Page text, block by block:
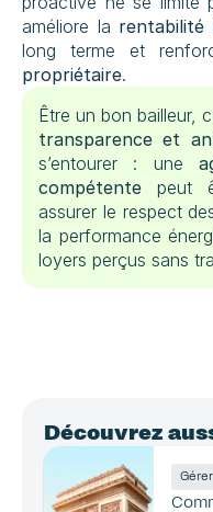
améliore la rentabilité
long terme et
propriétaire.
Être un bon bailleur,
transparence et
s’entourer : une
compétente peut
assurer le respect
la performance
loyers perçus sans
Découvrez
Gérer